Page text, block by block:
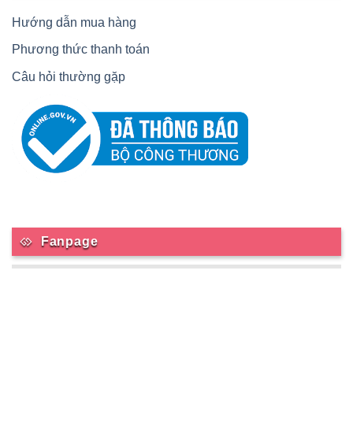
Hướng dẫn mua hàng
Phương thức thanh toán
Câu hỏi thường gặp
Fanpage